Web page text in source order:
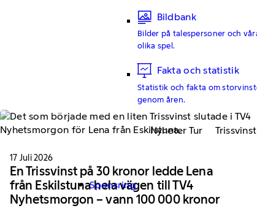
Bildbank
Bilder på talespersoner och
olika spel.
Fakta och statistik
Statistik och fakta om
genom åren.
Sponsring
Nyheter Tur Trissvinst
17 Juli 2026
En Trissvinst på 30 kronor ledde Lena
från Eskilstuna hela vägen till TV4
Nyhetsmorgon – vann 100 000 kronor